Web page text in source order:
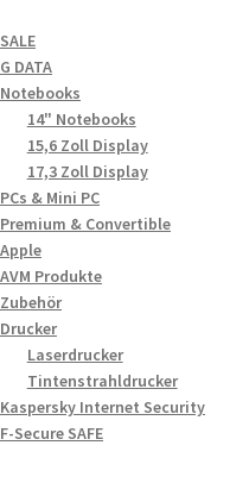
SALE
G DATA
Notebooks
14" Notebooks
15,6 Zoll Display
17,3 Zoll Display
PCs & Mini PC
Premium & Convertible
Apple
AVM Produkte
Zubehör
Drucker
Laserdrucker
Tintenstrahldrucker
Kaspersky Internet Security
F-Secure SAFE